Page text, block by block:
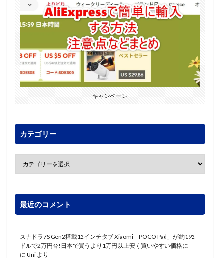
キャンペーン
カテゴリー
最近のコメント
スナドラ7S Gen2搭載12インチタブ Xiaomi「POCO Pad」が約192
ドルで2万円台!日本で買うより1万円以上安く買いやすい価格に
に Uni より